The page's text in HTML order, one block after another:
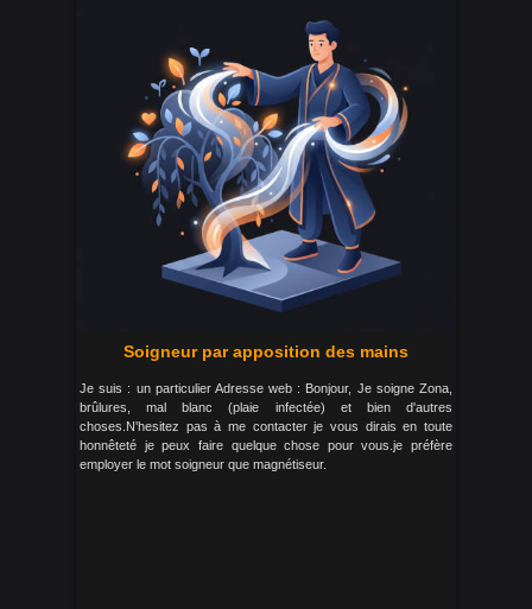
Soigneur par apposition des mains
Je suis : un particulier Adresse web : Bonjour, Je soigne Zona,
brûlures, mal blanc (plaie infectée) et bien d'autres
choses.N'hesitez pas à me contacter je vous dirais en toute
honnêteté je peux faire quelque chose pour vous.je préfère
employer le mot soigneur que magnétiseur.